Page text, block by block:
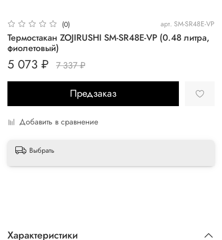
(0) арт. SM-SR48E-VP
Термостакан ZOJIRUSHI SM-SR48E-VP (0.48 литра,
фиолетовый)
5 073 ₽ 7 337 ₽
Предзаказ
Добавить в сравнение
Выбрать
Характеристики